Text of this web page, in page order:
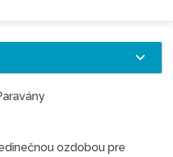
ozdobou pre